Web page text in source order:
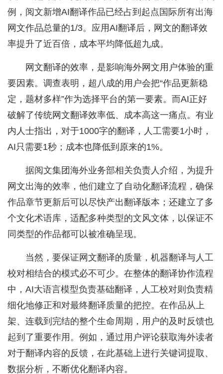
例，阅文新增AI翻译作品已经占到起点国际所有出海
网文作品总量的1/3。应用AI翻译后，网文的翻译效
率提升了近百倍，成本平均降低超九成。
网文翻译的效率，是影响海外网文用户体验的重
要因素。调查表明，超八成的用户会把“作品更新稳
定，题材多样”作为选择平台的第一要素。而AI正好
破解了传统网文翻译效率低、成本高这一痛点。有业
内人士指出，对于1000字的翻译，人工需要1小时，
AI只需要1秒；成本也降低到原来的1%。
据阅文集团海外业务部相关负责人介绍，为提升
网文出海的效率，他们建立了自动化翻译流程，确保
作品章节更新后可以尽快产出翻译版本；还建立了多
个文化术语库，适配多种类型的文风文体，以保证不
同类型的作品都可以被准确呈现。
当然，要保证网文翻译的质量，机器翻译与人工
校对相结合的模式必不可少。在整体的翻译协作流程
中，AI大语言模型负责基础翻译，人工校对则负责精
细化地修正和对最终翻译质量的把控。在作品从上
架、连载到完结的整个生命周期，用户的及时反馈也
起到了重要作用。例如，通过用户评论获取海外读者
对于翻译内容的反馈，在此基础上进行关键词提取、
数据分析，不断优化翻译内容。